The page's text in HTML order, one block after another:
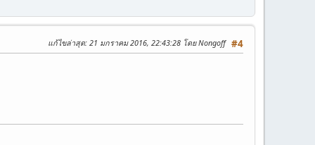
#4
แก้ไขล่าสุด: 21 มกราคม 2016, 22:43:28 โดย Nongoff